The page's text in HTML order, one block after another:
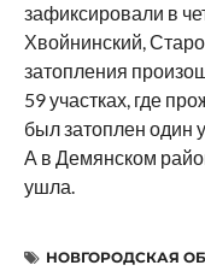
зафиксировали в
Хвойнинский,
затопления
59 участках, где
был затоплен один
А в Демянском
ушла.
НОВГОРОДСКАЯ